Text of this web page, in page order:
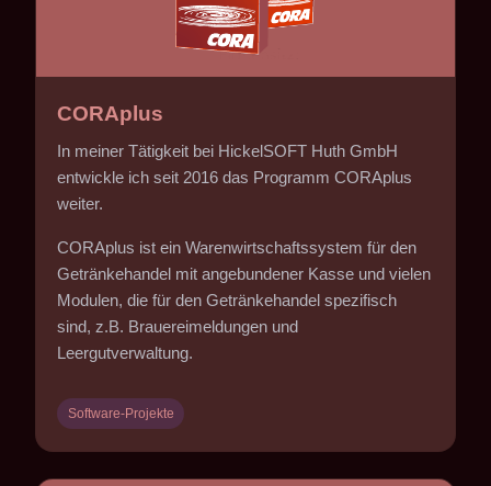
CORAplus
In meiner Tätigkeit bei HickelSOFT Huth GmbH
entwickle ich seit 2016 das Programm CORAplus
weiter.
CORAplus ist ein Warenwirtschaftssystem für den
Getränkehandel mit angebundener Kasse und vielen
Modulen, die für den Getränkehandel spezifisch
sind, z.B. Brauereimeldungen und
Leergutverwaltung.
Software-Projekte